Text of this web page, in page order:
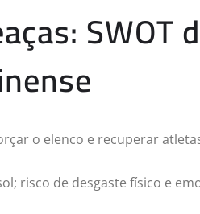
SWOT
o elenco e recuperar
risco de desgaste físico e